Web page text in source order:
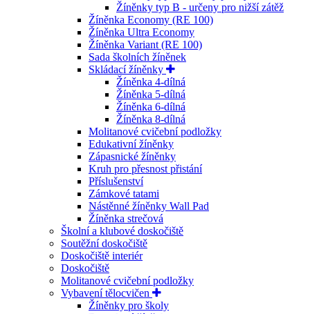
Žíněnky typ B - určeny pro nižší zátěž
Žíněnka Economy (RE 100)
Žíněnka Ultra Economy
Žíněnka Variant (RE 100)
Sada školních žíněnek
Skládací žíněnky
Žíněnka 4-dílná
Žíněnka 5-dílná
Žíněnka 6-dílná
Žíněnka 8-dílná
Molitanové cvičební podložky
Edukativní žíněnky
Zápasnické žíněnky
Kruh pro přesnost přistání
Příslušenství
Zámkové tatami
Nástěnné žíněnky Wall Pad
Žíněnka strečová
Školní a klubové doskočiště
Soutěžní doskočiště
Doskočiště interiér
Doskočiště
Molitanové cvičební podložky
Vybavení tělocvičen
Žíněnky pro školy